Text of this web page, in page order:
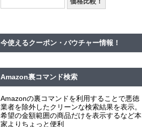
今使えるクーポン・バウチャー情報！
Amazon裏コマンド検索
Amazonの裏コマンドを利用することで悪徳
業者を除外したクリーンな検索結果を表示。
希望の金額範囲の商品だけを表示するなど本
家よりちょっと便利